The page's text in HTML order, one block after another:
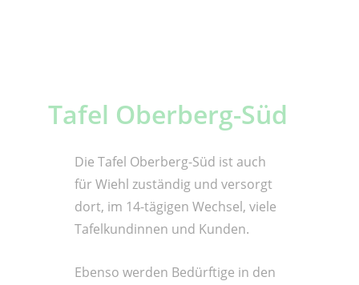
Tafel Oberberg-Süd
Die Tafel Oberberg-Süd ist auch
für Wiehl zuständig und versorgt
dort, im 14-tägigen Wechsel, viele
Tafelkundinnen und Kunden.
Ebenso werden Bedürftige in den